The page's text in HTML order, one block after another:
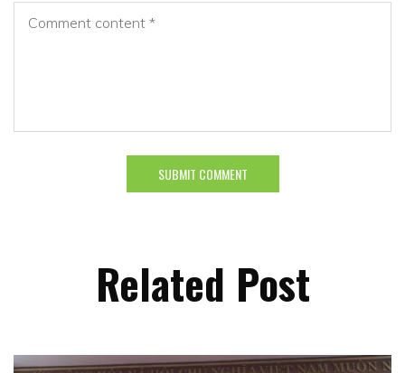
Related Post